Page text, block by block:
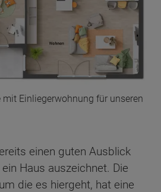
mit Einliegerwohnung für unseren
einen guten Ausblick
Haus auszeichnet. Die
die es hiergeht, hat eine